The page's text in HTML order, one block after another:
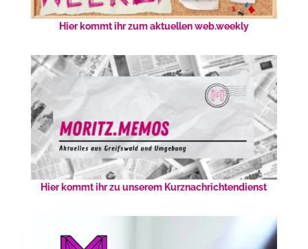
Hier kommt ihr zum aktuellen web.weekly
Hier kommt ihr zu unserem Kurznachrichtendienst